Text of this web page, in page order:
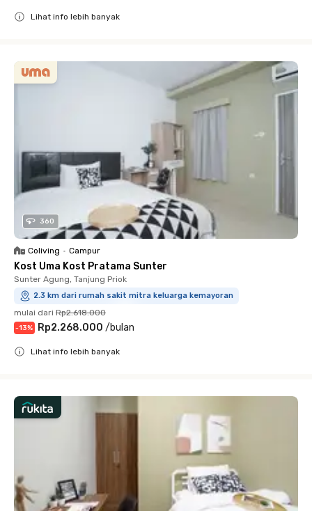
Lihat info lebih banyak
360
Coliving • Campur
Kost Uma Kost Pratama Sunter
Sunter Agung, Tanjung Priok
2.3 km dari rumah sakit mitra keluarga kemayoran
mulai dari Rp2.618.000
-13% Rp2.268.000 /bulan
Lihat info lebih banyak